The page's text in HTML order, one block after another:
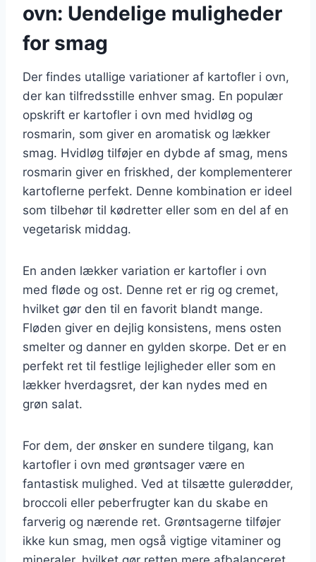
ovn: Uendelige muligheder
for smag
Der findes utallige variationer af kartofler i ovn,
der kan tilfredsstille enhver smag. En populær
opskrift er kartofler i ovn med hvidløg og
rosmarin, som giver en aromatisk og lækker
smag. Hvidløg tilføjer en dybde af smag, mens
rosmarin giver en friskhed, der komplementerer
kartoflerne perfekt. Denne kombination er ideel
som tilbehør til kødretter eller som en del af en
vegetarisk middag.
En anden lækker variation er kartofler i ovn
med fløde og ost. Denne ret er rig og cremet,
hvilket gør den til en favorit blandt mange.
Fløden giver en dejlig konsistens, mens osten
smelter og danner en gylden skorpe. Det er en
perfekt ret til festlige lejligheder eller som en
lækker hverdagsret, der kan nydes med en
grøn salat.
For dem, der ønsker en sundere tilgang, kan
kartofler i ovn med grøntsager være en
fantastisk mulighed. Ved at tilsætte gulerødder,
broccoli eller peberfrugter kan du skabe en
farverig og nærende ret. Grøntsagerne tilføjer
ikke kun smag, men også vigtige vitaminer og